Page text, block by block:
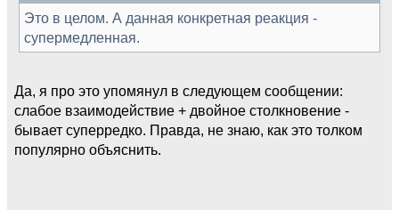
Это в целом. А данная конкретная реакция -
супермедленная.
Да, я про это упомянул в следующем сообщении:
слабое взаимодействие + двойное столкновение -
бывает суперредко. Правда, не знаю, как это толком
популярно объяснить.